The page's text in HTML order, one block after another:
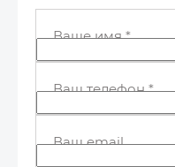
Ваше имя*
Ваш телефон*
Ваш email